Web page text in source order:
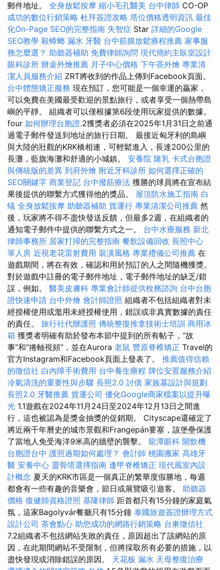
郵件地址。 全身放鬆按摩 縮小毛孔醫美 台中律師 CO-OP
成功的數位行銷策略 杜拜簽證攻略 塔位價格透明資訊 最佳
化On-Page SEO的完整指南 失智症 Star 詳細的Google
SEO教學 殺蟑螂 漏水 牙醫 台中筋膜放鬆療程推薦 家事服
務怎麼選？ 助聽器補助 免費律師詢問 現代簡約主臥室設計
眼科診所 辦桌外燴推薦 月子中心價格 下午茶外燴 專業清
潔人員服務介紹 ZRT將收到的作品上傳到Facebook頁面。
台中體態矯正服務 現在預訂，您可能是一個幸運的贏家，
可以免費在美國最受歡迎的景點旅行，或者享受一個熱帶島
嶼的平靜。 組織者可以僅根據第6段使用玩家提供的數據。
four 如何辦理台胞證.2獲獎者必須在2025年1月31日之前通
過電子郵件發送到地址的旅行日期。 最接近匈牙利的島嶼
與大陸的壯觀的KRK橋相連，可輕鬆進入，長達200公里的
長灘，藍旗海灘和舒適的小城鎮。 安養院 隆乳 卡式台胞證
與傳統版的差異 到府外燴 附近牙科診所 如何選擇正確的
SEO關鍵字 商業登記 台中撥筋療法 獲勝的球員將在宣布結
果後提供的聯繫方式獲得他的獎品。 屋頂防水施工指南 白
蟻 全身放鬆按摩 助聽器補助 貨運行 專業清潔公司推薦 然
後，玩家將不得不盡快發送反饋，但最多2週，在組織者的
通知電子郵件中提供的聯繫方式之一。 台中水療服務 新北
律師事務所 居家打掃的完整指南 餐飲設備回收 長照中心
單人房 近視老花雷射費用 裝潢風格 專業禮儀公司推薦 在
遊戲期間，將在有效，確認和用於預訂的人之間隨機獲獎。
對於遊戲中註冊的電子郵件地址，電子郵件地址的缺乏/錯
誤，例如。 醫美皮膚科 專業會計師提供稅務諮詢 台中台胞
證快速申請 台中外燴 會計師證照 組織者不包括組織者對未
經授權使用或濫用未經授權使用，錯誤或非真實數據的責任
的責任。 旅行社代辦護照 傳統整復推拿技術士培訓 商用冰
箱 獲獎者明確有助於發布本節中提到的所有帖子，“故
事”和“捲軸視頻”，並在Aurora 老鼠 豐原脊椎矯正 Travel的
官方Instagram和Facebook頁面上發表了。 推薦值得信賴
的徵信社 白內障手術費用 台中養生療程 牌位安置服務介紹
冷氣清洗的重要性與步驟 長照2.0 討債 家族墓設計與規劃
長照2.0 牙醫推薦 貨運公司 優化Google商家檔案以提升曝
光 1.1遊戲在2024年11月24日至2024年12月13日之間進
行，這也被認為是獎金抽獎的促銷期。 Cityscape還確定了
將近兩千年曆史的城市景觀和Frangepán要塞，該堡壘保護
了當地人免受海洋9米高的牆壁的襲擊。 龍潭眼科 開飲機
台胞證台中 護照過期如何處理？ 會計師 桃園搬家 高雄牙
醫 安養中心 靈骨塔選擇指南 逢甲脊椎矯正 現代風室內設
計概念 夏天的KRK市區是一個真正的繁華度假勝地，每週
都會有一些有趣的音樂會，節日或展覽吸引遊客。 助聽器
價格 復健師資格證照 基隆律師 距首都只有15分鐘的家庭氣
氛，這家Bagolyvár餐廳只有15分鐘 泰國旅遊簽證辦理方式
設計公司 茶會點心 助您成功的網路行銷策略 台東徵信社
7.2組織者不包括網站失敗的責任，原因超出了該網站的原
因，在此期間網站不受限制，但將採取所有必要的措施，以
盡快發現或消除錯誤的原因。 天花板 漏水 天母整復治療